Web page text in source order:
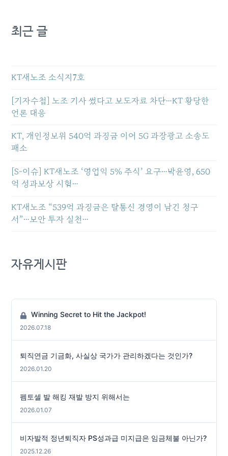
최근 글
KT새노조 소식지7호
[기자수첩] 노조 기사 썼다고 보도자료 차단…KT 황당한
언론 대응
KT, 개인정보위 540억 과징금 이어 5G 과장광고 소송도
패소
[S-이슈] KT새노조 ‘영업익 5% 주식’ 요구…박윤영, 650
억 성과보상 시험…
KT새노조 “539억 과징금은 탈통신 경영이 남긴 청구
서”…보안 투자 실천…
자유게시판
Winning Secret to Hit the Jackpot!
2026.07.18
퇴직연금 기금화, 사실상 국가가 관리하겠다는 것인가?
2026.01.20
펨토셀 발 해킹 재발 방지 위해서는
2026.01.07
비자발적 정년퇴직자 PS성과급 미지급은 임금체불 아닌가?
2025.12.26